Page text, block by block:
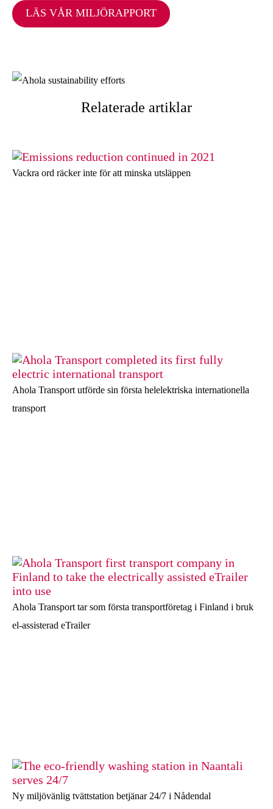
LÄS VÅR MILJÖRAPPORT
Relaterade artiklar
Vackra ord räcker inte för att minska utsläppen
Ahola Transport utförde sin första helelektriska internationella
transport
Ahola Transport tar som första transportföretag i Finland i bruk
el-assisterad eTrailer
Ny miljövänlig tvättstation betjänar 24/7 i Nådendal